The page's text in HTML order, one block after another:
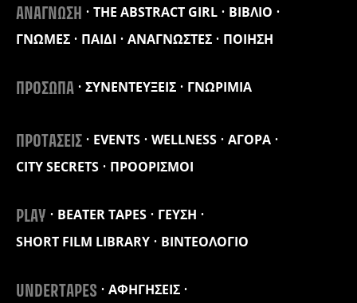
ΑΝΑΓΝΩΣΗ THE ABSTRACT GIRL
ΒΙΒΛΙΟ
ΓΝΩΜΕΣ
ΠΑΙΔΙ ΑΝΑΓΝΩΣΤΕΣ ΠΟΙΗΣΗ
ΠΡΟΣΩΠΑ ΣΥΝΕΝΤΕΥΞΕΙΣ ΓΝΩΡΙΜΙΑ
ΠΡΟΤΑΣΕΙΣ EVENTS WELLNESS
ΑΓΟΡΑ
CITY SECRETS
ΠΡΟΟΡΙΣΜΟΙ
PLAY BEATER TAPES
ΓΕΥΣΗ
SHORT FILM LIBRARY
ΒΙΝΤΕΟΛΟΓΙΟ
UNDERTAPES
ΑΦΗΓΗΣΕΙΣ